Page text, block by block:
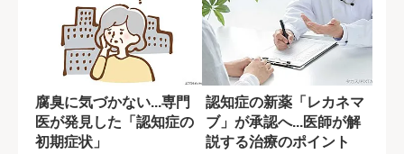
腐臭に気づかない...専門
医が発見した「認知症の
初期症状」
認知症の新薬「レカネマ
ブ」が承認へ...医師が解
説する治療のポイント